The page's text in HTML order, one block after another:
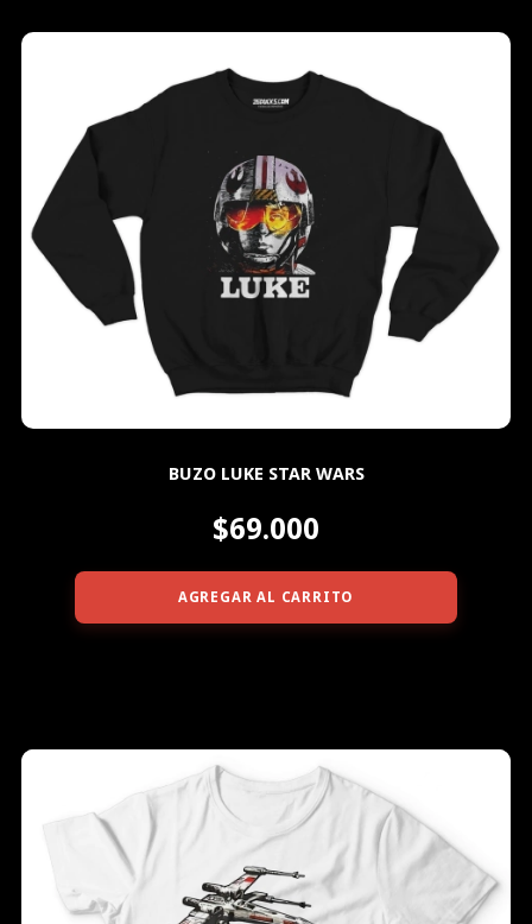
BUZO LUKE STAR WARS
$69.000
AGREGAR AL CARRITO